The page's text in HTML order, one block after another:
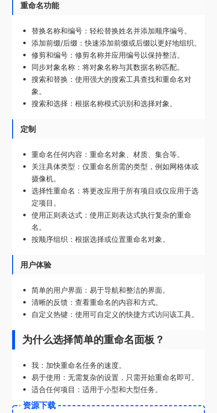
重命名功能
替换名称和编号：轻松替换姓名并添加顺序编号。
添加前缀/后缀：快速添加前缀或后缀以更好地组织。
修剪和编号：修剪名称并应用编号以保持整洁。
同步对象名称：将对象名称与其数据名称匹配。
搜索和替换：使用强大的搜索工具查找和重命名对
象。
搜索和选择：根据名称模式识别和选择对象。
定制
重命名任何内容：重命名对象、材质、集合等。
关注具体类型：仅重命名所需的类型，例如网格体或
摄像机。
选择性重命名：将更改应用于所有项目或仅应用于选
定项目。
使用正则表达式：使用正则表达式执行复杂的重命
名。
按顺序组织：根据选择或位置重命名对象。
用户体验
简单的用户界面：易于导航和整洁的界面。
清晰的反馈：查看重命名的内容和方式。
自定义热键：使用可自定义的快捷方式访问该工具。
为什么选择简单的重命名面板？
我：加快重命名任务的速度。
易于使用：无需复杂的设置，只需开始重命名即可。
适合任何项目：适用于小型和大型任务。
资源下载